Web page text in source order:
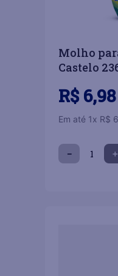
Molho
Castelo
R$ 6,98
Em até 1x R$ 6
＋
－